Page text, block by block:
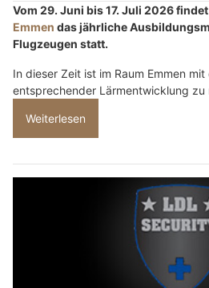
Vom 29. Juni bis 17. Juli 2026
Emmen das jährliche
Flugzeugen statt.
In dieser Zeit ist im Raum Emmen
entsprechender Lärmentwicklung zu
Weiterlesen